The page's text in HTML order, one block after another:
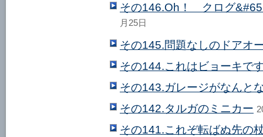
その146.Oh！ クログ
月25日
その145.問題なしのドアオ
その144.これはビョーキで
その143.ガレージがなんと
その142.タルガのミニカー
その141.これぞ転ばぬ先の